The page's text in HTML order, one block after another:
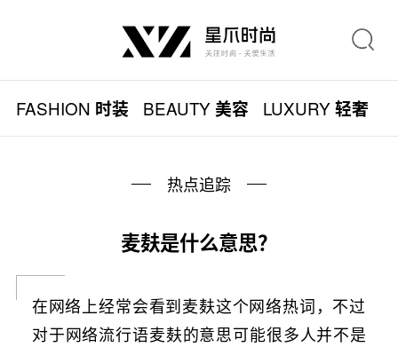
FASHION 时装 BEAUTY美容 LUXURY轻奢
热点追踪
麦麸是什么意思？
在网络上经常会看到麦麸这个网络热词，不过
对于网络流行语麦麸的意思可能很多人并不是